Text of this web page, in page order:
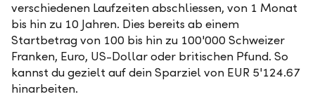
verschiedenen Laufzeiten abschliessen, von 1 Monat
bis hin zu 10 Jahren. Dies bereits ab einem
Startbetrag von 100 bis hin zu 100'000 Schweizer
Franken, Euro, US-Dollar oder britischen Pfund. So
kannst du gezielt auf dein Sparziel von EUR 5'124.67
hinarbeiten.